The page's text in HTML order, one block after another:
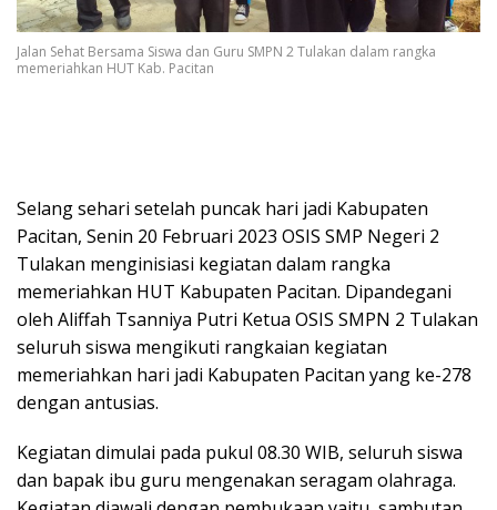
Jalan Sehat Bersama Siswa dan Guru SMPN 2 Tulakan dalam rangka
memeriahkan HUT Kab. Pacitan
Selang sehari setelah puncak hari jadi Kabupaten
Pacitan, Senin 20 Februari 2023 OSIS SMP Negeri 2
Tulakan menginisiasi kegiatan dalam rangka
memeriahkan HUT Kabupaten Pacitan. Dipandegani
oleh Aliffah Tsanniya Putri Ketua OSIS SMPN 2 Tulakan
seluruh siswa mengikuti rangkaian kegiatan
memeriahkan hari jadi Kabupaten Pacitan yang ke-278
dengan antusias.
Kegiatan dimulai pada pukul 08.30 WIB, seluruh siswa
dan bapak ibu guru mengenakan seragam olahraga.